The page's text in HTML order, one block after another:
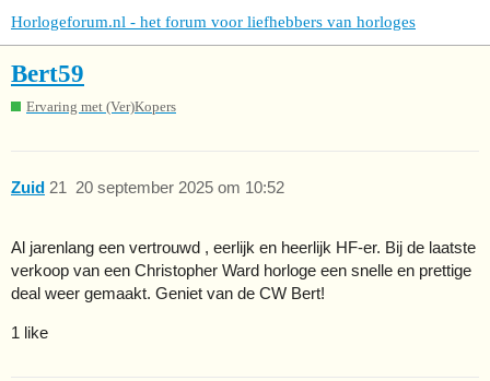
Horlogeforum.nl - het forum voor liefhebbers van horloges
Bert59
Ervaring met (Ver)Kopers
Zuid 20 september 2025 om 10:52
21
Al jarenlang een vertrouwd , eerlijk en heerlijk HF-er. Bij de laatste
verkoop van een Christopher Ward horloge een snelle en prettige
deal weer gemaakt. Geniet van de CW Bert!
1 like